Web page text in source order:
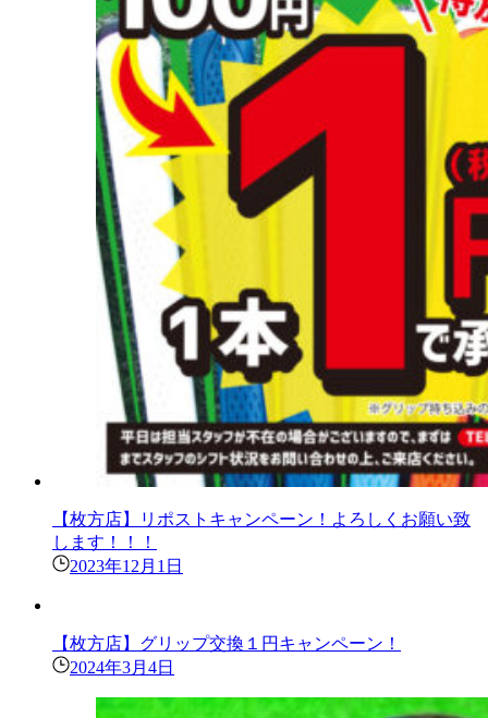
【枚方店】リポストキャンペーン！よろしくお願い致
します！！！
2023年12月1日
【枚方店】グリップ交換１円キャンペーン！
2024年3月4日